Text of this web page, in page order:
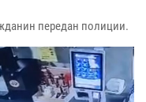
передан полиции.